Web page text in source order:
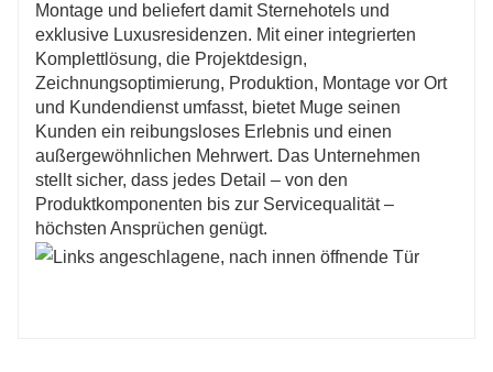
Montage und beliefert damit Sternehotels und
exklusive Luxusresidenzen. Mit einer integrierten
Komplettlösung, die Projektdesign,
Zeichnungsoptimierung, Produktion, Montage vor Ort
und Kundendienst umfasst, bietet Muge seinen
Kunden ein reibungsloses Erlebnis und einen
außergewöhnlichen Mehrwert. Das Unternehmen
stellt sicher, dass jedes Detail – von den
Produktkomponenten bis zur Servicequalität –